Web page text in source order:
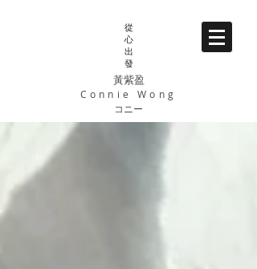
從
心
出
發
黃紫盈
Connie Wong
コニー